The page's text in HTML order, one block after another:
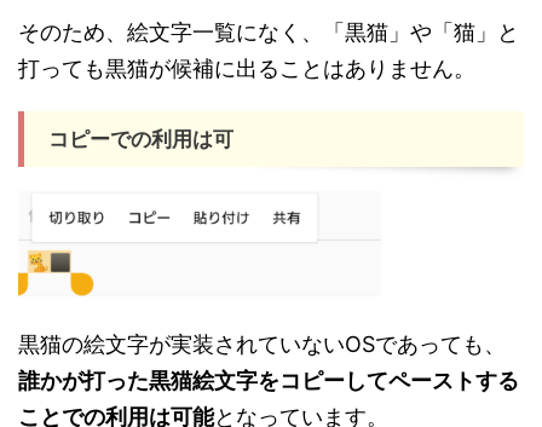
そのため、絵文字一覧になく、「黒猫」や「猫」と
打っても黒猫が候補に出ることはありません。
コピーでの利用は可
黒猫の絵文字が実装されていないOSであっても、
誰かが打った黒猫絵文字をコピーしてペーストする
ことでの利用は可能となっています。